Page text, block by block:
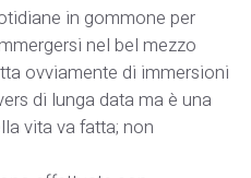
in gommone per
nel bel mezzo
ovviamente di immersioni
di lunga data ma è una
vita va fatta; non